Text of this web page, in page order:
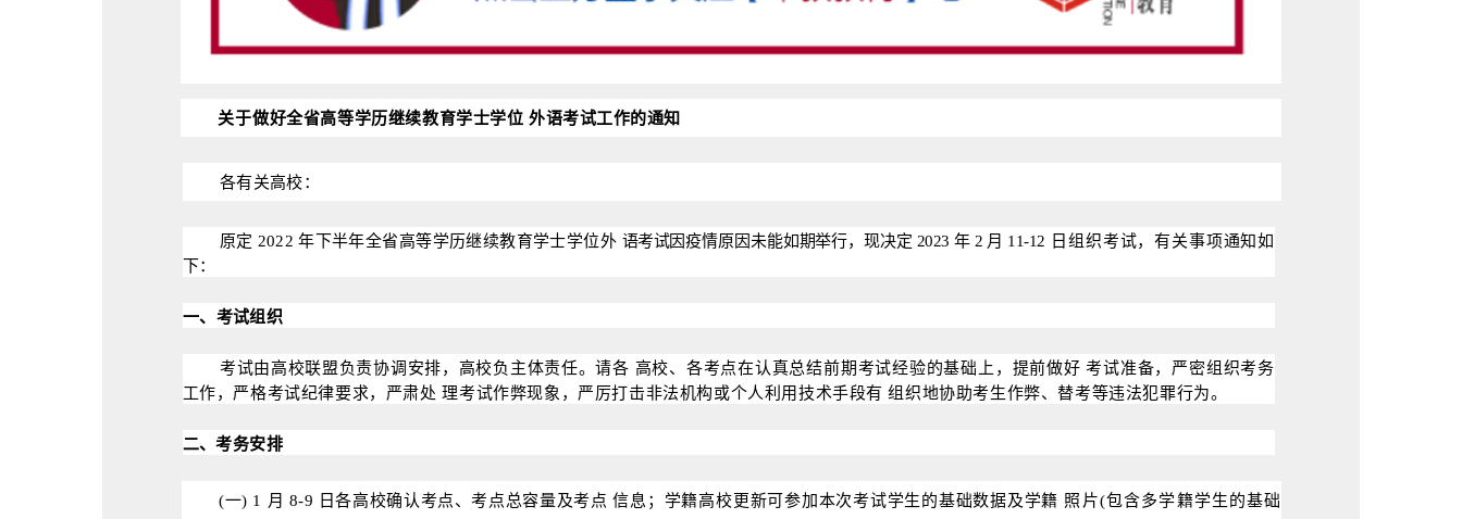
关于做好全省高等学历继续教育学士学位 外语考试工作的通知
各有关高校：
原定 2022年下半年全省高等学历继续教育学士学位外 语考试因疫情原因未能如期举行，现决定 2023 年2 月 11-12 日组织考试，有关事项通知如
下：
一、考试组 织
考试由高校联盟负责协调安排，高校负主体责任。请各 高校、各考点在认真总结前期考试经验的基础上，提前做好 考试准备，严密组织考务
工作，严格考试纪律要求，严肃处 理考试作弊现象，严厉打击非法机构或个人利用技术手段有 组织地协助考生作弊、替考等违法犯罪行为。
二、考务安排
(一) 1 月 8-9 日各高校确认考点、考点总容量及考 点 信息；学籍高校更新可参加本次考试学生的基础数据及学籍 照 片(包含多学籍学生的基础